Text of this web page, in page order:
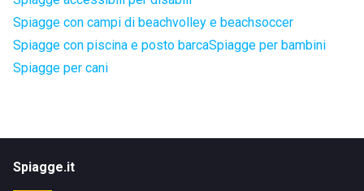
Spiagge con campi di beachvolley e beachsoccer
Spiagge con piscina e posto barcaSpiagge per bambini
Spiagge per cani
Spiagge.it